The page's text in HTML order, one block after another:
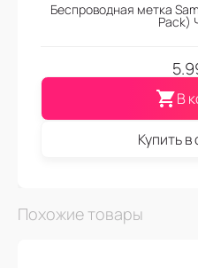
Беспроводная метка
Pack)
В
Купить в
Похожие товары